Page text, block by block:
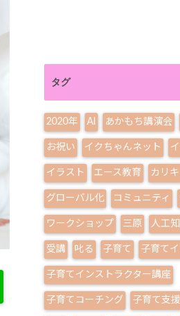
タグ
2020年 AI あかもち講演会
お祝い イクちゃんネット
イラスト エース教育 カリ
グローバル化 コミュニティ
ワークショップ 三原 人工
受講 叱る 子育て 子育て
子育てインストラクター講座
子育てコーチング 子育て支援